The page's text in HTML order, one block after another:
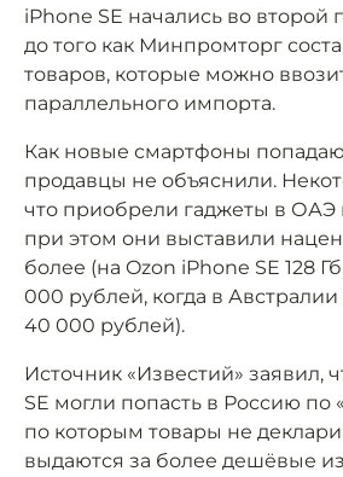
iPhone SE начались во второй
до того как Минпромторг
товаров, которые можно
параллельного импорта.
Как новые смартфоны
продавцы не объяснили.
что приобрели гаджеты в ОАЭ
при этом они выставили
более (на Ozon iPhone SE 128
000 рублей, когда в Австралии
40 000 рублей).
Источник «Известий» заявил,
SE могли попасть в Россию по
по которым товары не
выдаются за более дешёвые